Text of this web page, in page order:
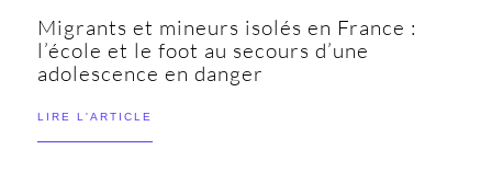
Migrants et mineurs isolés en France :
l’école et le foot au secours d’une
adolescence en danger
LIRE L'ARTICLE